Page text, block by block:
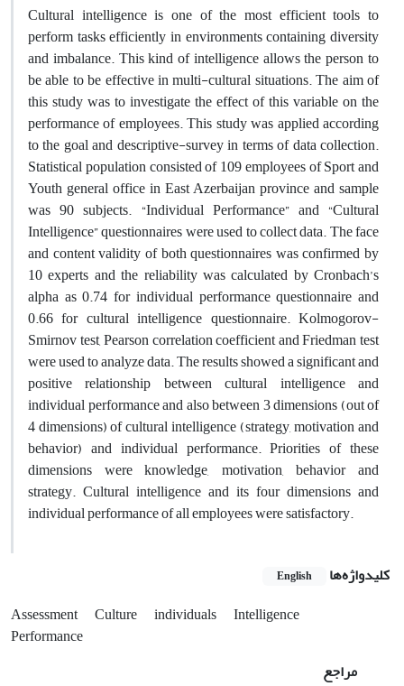
Cultural intelligence is one of the most efficient tools to
perform tasks efficiently in environments containing diversity
and imbalance. This kind of intelligence allows the person to
be able to be effective in multi-cultural situations. The aim of
this study was to investigate the effect of this variable on the
performance of employees. This study was applied according
to the goal and descriptive-survey in terms of data collection.
Statistical population consisted of 109 employees of Sport and
Youth general office in East Azerbaijan province and sample
was 90 subjects. “Individual Performance” and “Cultural
Intelligence” questionnaires were used to collect data. The face
and content validity of both questionnaires was confirmed by
10 experts and the reliability was calculated by Cronbach’s
alpha as 0.74 for individual performance questionnaire and
0.66 for cultural intelligence questionnaire. Kolmogorov-
Smirnov test, Pearson correlation coefficient and Friedman test
were used to analyze data. The results showed a significant and
positive relationship between cultural intelligence and
individual performance and also between 3 dimensions (out of
4 dimensions) of cultural intelligence (strategy, motivation and
behavior) and individual performance. Priorities of these
dimensions were knowledge, motivation, behavior and
strategy. Cultural intelligence and its four dimensions and
individual performance of all employees were satisfactory.
کلیدواژه‌ها English
Assessment Culture individuals
Intelligence
Performance
مراجع